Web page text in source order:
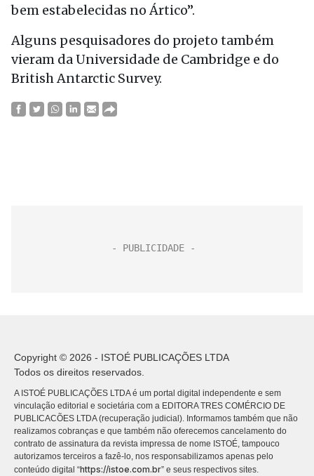
bem estabelecidas no Ártico”.
Alguns pesquisadores do projeto também
vieram da Universidade de Cambridge e do
British Antarctic Survey.
Copyright © 2026 - ISTOÉ PUBLICAÇÕES LTDA
Todos os direitos reservados.
A ISTOÉ PUBLICAÇÕES LTDA é um portal digital independente e sem
vinculação editorial e societária com a EDITORA TRES COMÉRCIO DE
PUBLICACÕES LTDA (recuperação judicial). Informamos também que não
realizamos cobranças e que também não oferecemos cancelamento do
contrato de assinatura da revista impressa de nome ISTOÉ, tampouco
autorizamos terceiros a fazê-lo, nos responsabilizamos apenas pelo
conteúdo digital “https://istoe.com.br” e seus respectivos sites.